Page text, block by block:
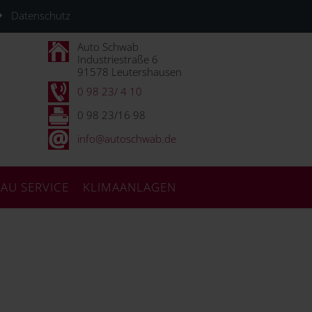
Datenschutz
Auto Schwab
Industriestraße 6
91578 Leutershausen
0 98 23/ 4 10
0 98 23/16 98
info@autoschwab.de
SERVICE KLIMAANLAGEN